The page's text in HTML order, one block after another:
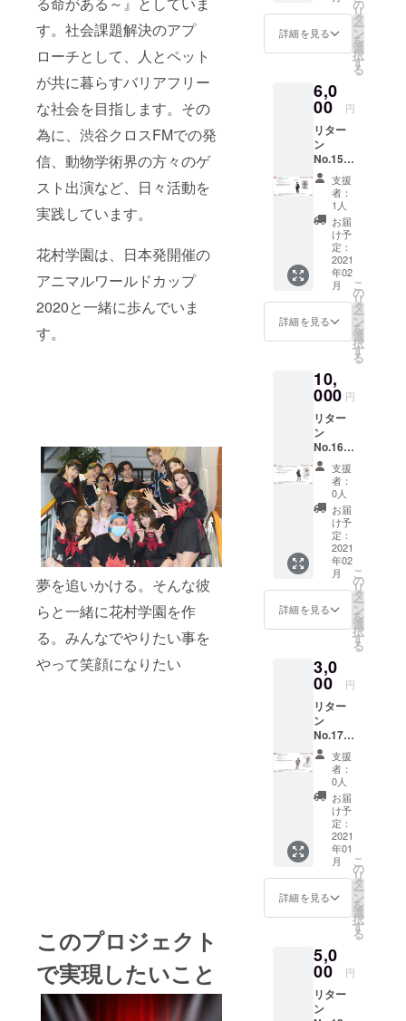
す。社会課題解決のアプ
ローチとして、人とペット
が共に暮らすバリアフリー
な社会を目指します。その
為に、渋谷クロスFMでの発
信、動物学術界の方々のゲ
スト出演など、日々活動を
実践しています。
花村学園は、日本発開催の
アニマルワールドカップ
2020と一緒に歩んでいま
す。
夢を追いかける。そんな彼
らと一緒に花村学園を作
る。みんなでやりたい事を
やって笑顔になりたい
このプロジェクト
で実現したいこと
対応し
ます ・
Zoomで
Zoomア
プリ
ション
は、お
客様で
ご準備
頂きま
注意 ・
MTG主
催者
は、花
村学園
事務局
ます。
・日程
務局と
メール
でのや
り取り
となり
ます。
事務局
スタッ
フが少
ないた
め、日
程調整
にお時
間がか
かるこ
了承下
さい。
MTG中
に、事
務局が
不適切
と判断
させて
頂いた
際に
は、即
座に
MTGは
終了と
なりま
す。そ
用は返
還いた
ん。 ■
開催
は、
2021年
2月以降
・チ
ケット
お届け
となり
ます ・
12月に
事務局
から
メール
でお届
けしま
す ・
メール
アドレ
スは、
pdfファ
イルを
受信で
きるア
さい ・
D-
オリジ
ナルタ
オル ・
D-
Stage
オリジ
ナルリ
ストバ
ンド ■
ご説明
・自由
席チ
とD-
Stageの
グッズ
（タオ
ル＆リ
ストバ
ンド）
のお得
なセッ
トです
・指定
席チ
ケット
ご希望
の方
は、チ
ケット
からご
購入下
チケッ
トはこ
ちらか
ら
https://t
セッ
ト』 ■
料金：
5,000
料別
（着払
いとな
りま
す） ■
リター
ン内容
・D-
Stage
オリジ
ナルタ
オル ・
Stage
オリジ
ナルリ
ストバ
Stageの
オリジ
ナルタ
オルと
リスト
バンド
のセッ
トです
■お届け
・お届
けは、
2021年
1月以降
になり
ます。
詳細を見る
の
リ
タ
ー
ン
を
選
択
す
る
6,0
00 円
リター
ン
No.15
『RYO
GA
YAMAD
A オリ
ジナルT
シャ
ツ』 ■
料金：
6,000
jpy 送
料別
（着払
いとな
す） ■
リター
ン内容
・
RYOGA
Produc
ed
HIKUTA
SUICHI
オリ
ジナル
ブラン
ドTシャ
ツ ・XL
のワン
サイズ
となり
園キャ
スト
RYOGA
プロ
デュー
ス オ
リジナ
ルTシャ
ツで
す。 ・
世界で
一つだ
けのあ
なたに
届ける
スペ
シャルT
・お届
けは、
1月以降
になり
支援
者：
1人
お届
け予
定：
2021
年02
月
詳細を見る
こ
の
リ
タ
ー
ン
を
選
択
す
る
10,
000 円
リター
ン
No.16
『白川
文萌
ラクガ
キ＆サ
イン付
き音声
チェキ
と直筆
お礼の
手紙
セッ
ト』 ■
料金：
jpy 送
料別
（着払
いとな
りま
す） ■
リター
ン内容
・白川
文萌
ラクガ
キ＆サ
イン付
き音声
チェキ
５枚と
直筆お
チェキ
は10種
からラ
ンダム
で。3種
支援
者：
0人
お届
け予
定：
2021
年02
月
詳細を見る
こ
の
リ
タ
ー
ン
を
選
択
す
る
3,0
00 円
リター
ン
No.17
『堂ヶ
平望
オリジ
ナルポ
ター』
■料金：
3,000
jpy 送
料別
（着払
いとな
りま
リター
ン内容
・堂ヶ
平望
オリジ
支援
者：
0人
お届
け予
定：
2021
年01
月
詳細を見る
こ
の
リ
タ
ー
ン
を
選
択
す
る
5,0
00 円
リター
ン